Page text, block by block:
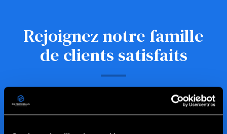
Rejoignez notre famille
de clients satisfaits
Lisez tous les derniers témoignages de clients sur